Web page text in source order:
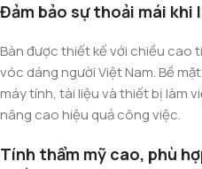
Đảm bảo sự thoải mái khi
Bàn được thiết kế với chiều cao
vóc dáng người Việt Nam. Bề
máy tính, tài liệu và thiết bị làm
nâng cao hiệu quả công việc.
Tính thẩm mỹ cao, phù